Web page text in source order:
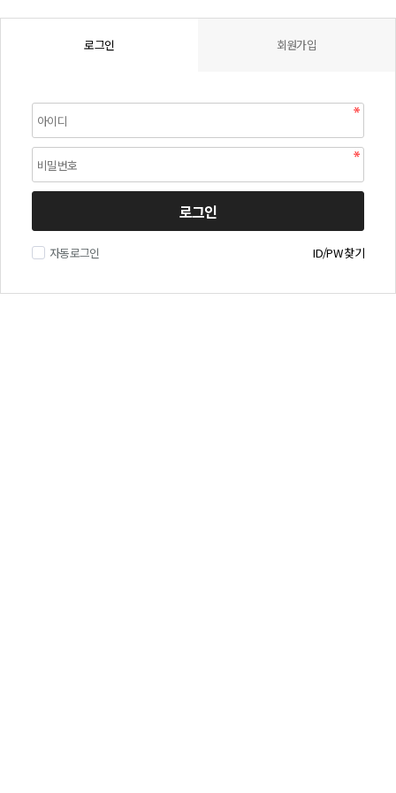
로그인 회원가입
로그인
자동로그인 ID/PW 찾기